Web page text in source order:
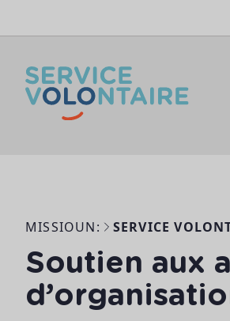
MISSIOUN: SERVICE
Soutien aux